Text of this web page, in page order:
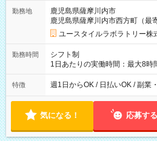
月 ※ 雇用形態と給与に、本採用
用形態：本採用時と同じです。
勤務地
鹿児島県薩摩川内市
鹿児島県薩摩川内市西方町（最
ユースタイルラボラトリー株
勤務時間
シフト制
1日あたりの実働時間：最大8時
00 ※週1日～OK ／ 夜勤専従 ※上記の時間内で8時間勤務（休憩
1時間）ご利用者様により、時
特徴 週1日からOK / 日払いOK / 副業
気になる！ 応募する